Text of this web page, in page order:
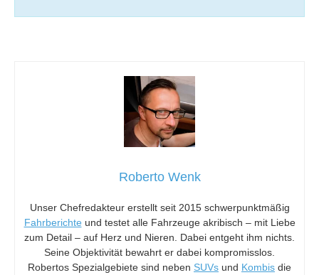
Roberto Wenk
Unser Chefredakteur erstellt seit 2015 schwerpunktmäßig
Fahrberichte und testet alle Fahrzeuge akribisch – mit Liebe
zum Detail – auf Herz und Nieren. Dabei entgeht ihm nichts.
Seine Objektivität bewahrt er dabei kompromisslos.
Robertos Spezialgebiete sind neben SUVs und Kombis die